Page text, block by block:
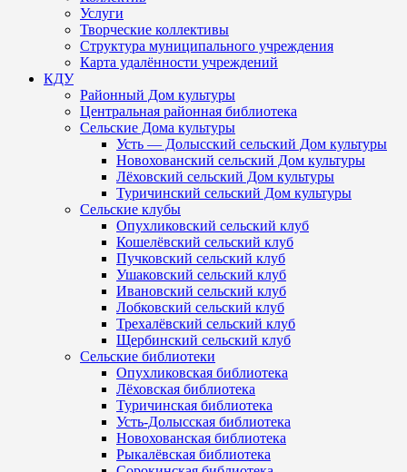
Услуги
Творческие коллективы
Структура муниципального учреждения
Карта удалённости учреждений
КДУ
Районный Дом культуры
Центральная районная библиотека
Сельские Дома культуры
Усть — Долысский сельский Дом культуры
Новохованский сельский Дом культуры
Лёховский сельский Дом культуры
Туричинский сельский Дом культуры
Сельские клубы
Опухликовский сельский клуб
Кошелёвский сельский клуб
Пучковский сельский клуб
Ушаковский сельский клуб
Ивановский сельский клуб
Лобковский сельский клуб
Трехалёвский сельский клуб
Щербинский сельский клуб
Сельские библиотеки
Опухликовская библиотека
Лёховская библиотека
Туричинская библиотека
Усть-Долысская библиотека
Новохованская библиотека
Рыкалёвская библиотека